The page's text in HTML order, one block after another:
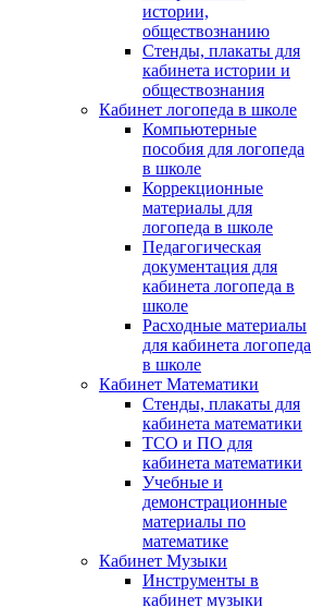
истории,
обществознанию
Стенды, плакаты для
кабинета истории и
обществознания
Кабинет логопеда в школе
Компьютерные
пособия для логопеда
в школе
Коррекционные
материалы для
логопеда в школе
Педагогическая
документация для
кабинета логопеда в
школе
Расходные материалы
для кабинета логопеда
в школе
Кабинет Математики
Стенды, плакаты для
кабинета математики
ТСО и ПО для
кабинета математики
Учебные и
демонстрационные
материалы по
математике
Кабинет Музыки
Инструменты в
кабинет музыки